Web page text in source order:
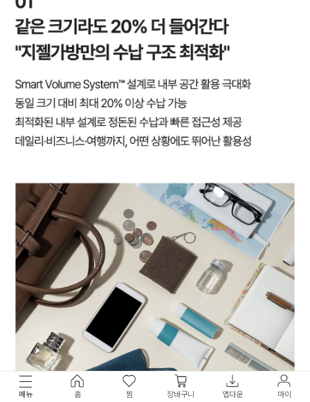
메뉴 홈 찜 장바구니 앱다운 마이